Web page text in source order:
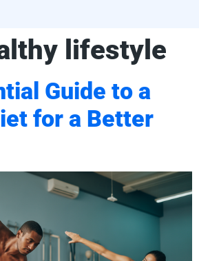
lifestyle
Guide to a
for a Better